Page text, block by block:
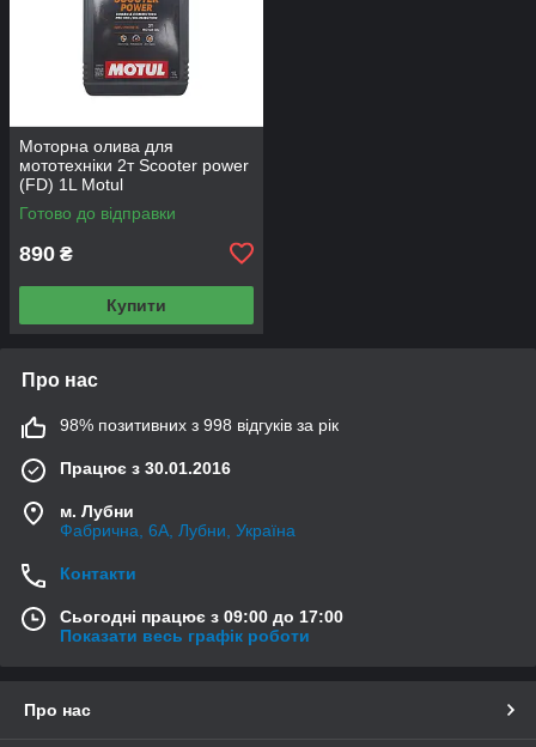
Моторна олива для
мототехніки 2т Scooter power
(FD) 1L Motul
Готово до відправки
890 ₴
Купити
Про нас
98% позитивних з 998 відгуків за рік
Працює з 30.01.2016
м. Лубни
Фабрична, 6А, Лубни, Україна
Контакти
Сьогодні працює з 09:00 до 17:00
Показати весь графік роботи
Про нас